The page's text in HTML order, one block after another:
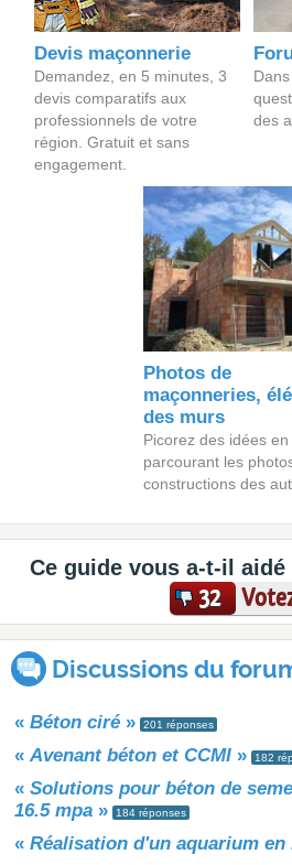
Devis maçonnerie
Demandez, en 5 minutes, 3
devis comparatifs aux
professionnels de votre
région. Gratuit et sans
engagement.
des
Photos de
maçonneries,
des murs
Picorez des idées en
parcourant les
constructions des
Ce guide vous a-t-il aidé
32
Discussions du
« Béton ciré » 201 réponses
« Avenant béton et CCMI » 182
« Solutions pour béton de
16.5 mpa » 184 réponses
« Réalisation d'un aquarium en